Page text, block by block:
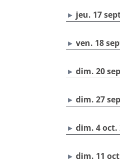
jeu. 17
ven. 18
dim. 20
dim. 27
dim. 4 oct.
dim. 11